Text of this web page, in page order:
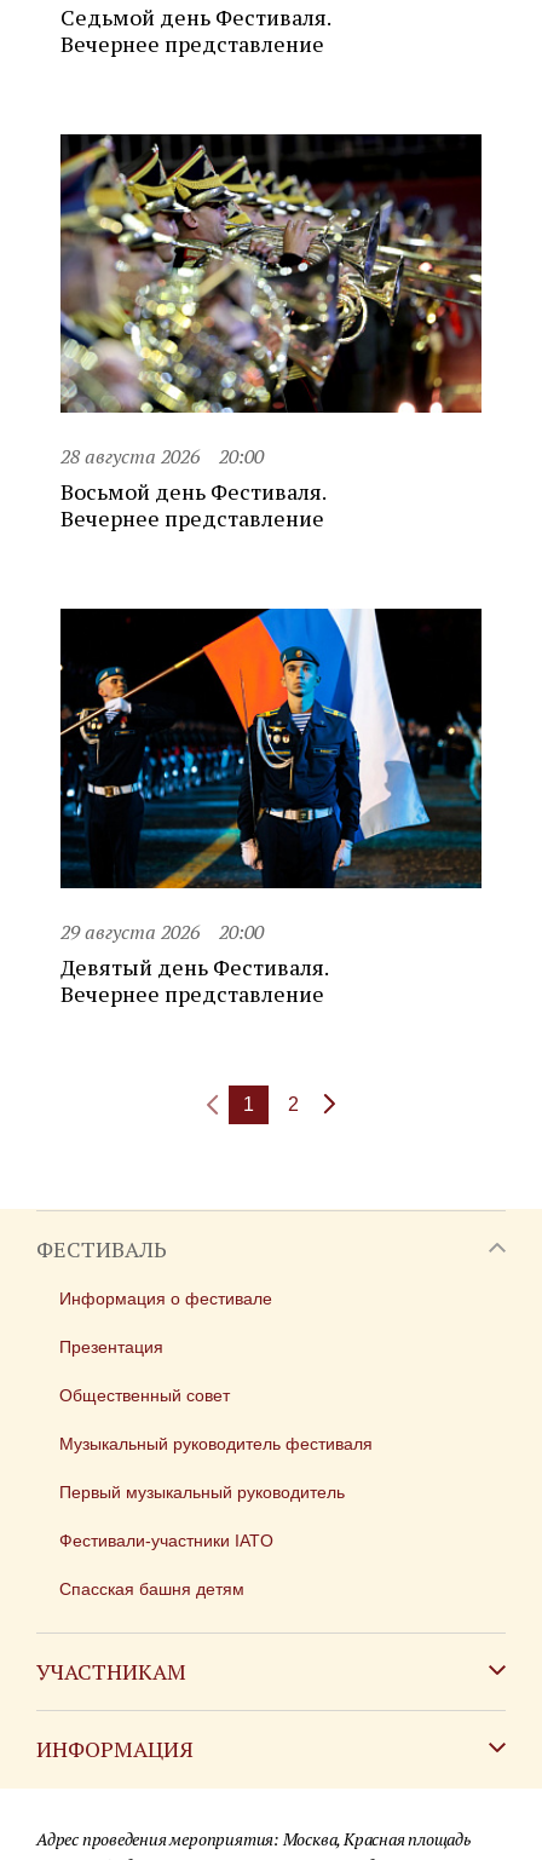
Седьмой день Фестиваля.
Вечернее представление
28 августа 2026 20:00
Восьмой день Фестиваля.
Вечернее представление
29 августа 2026 20:00
Девятый день Фестиваля.
Вечернее представление
1 2
ФЕСТИВАЛЬ
Информация о фестивале
Презентация
Общественный совет
Музыкальный руководитель фестиваля
Первый музыкальный руководитель
Фестивали-участники IATO
Спасская башня детям
УЧАСТНИКАМ
ИНФОРМАЦИЯ
Для СМИ
Адрес проведения мероприятия: Москва, Красная площадь